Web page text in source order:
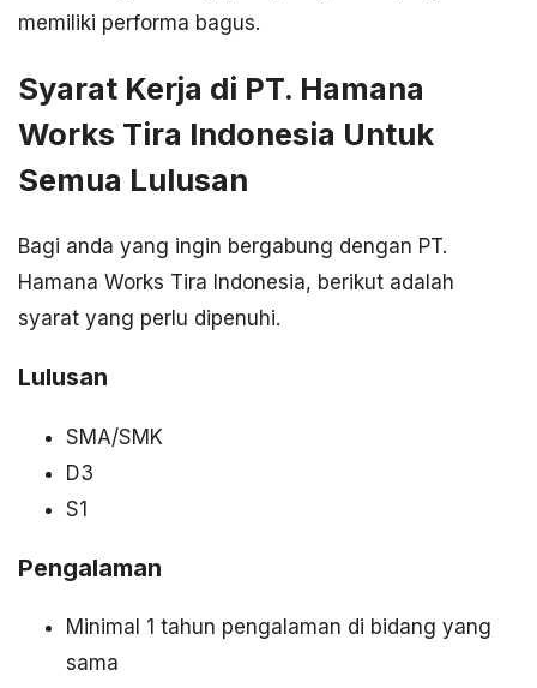
memiliki performa bagus.
Syarat Kerja di PT. Hamana
Works Tira Indonesia Untuk
Semua Lulusan
Bagi anda yang ingin bergabung dengan PT.
Hamana Works Tira Indonesia, berikut adalah
syarat yang perlu dipenuhi.
Lulusan
SMA/SMK
D3
S1
Pengalaman
Minimal 1 tahun pengalaman di bidang yang
sama